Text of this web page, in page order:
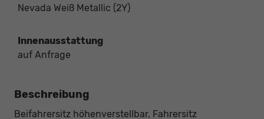
Nevada Weiß Metallic (2Y)
Innenausstattung
auf Anfrage
Beschreibung
Beifahrersitz höhenverstellbar, Fahrersitz